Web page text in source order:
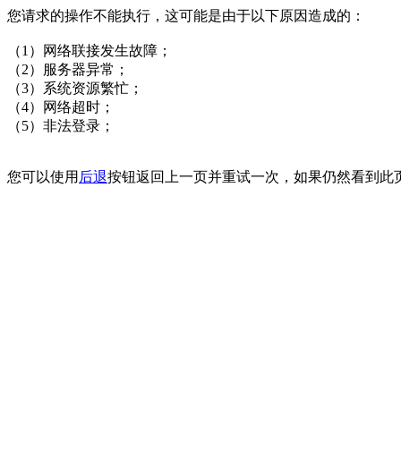
您请求的操作不能执行，这可能是由于以下原因造成的：
（1）网络联接发生故障；
（2）服务器异常；
（3）系统资源繁忙；
（4）网络超时；
（5）非法登录；
您可以使用 后退按钮返回上一页并重试一次，如果仍然看到此